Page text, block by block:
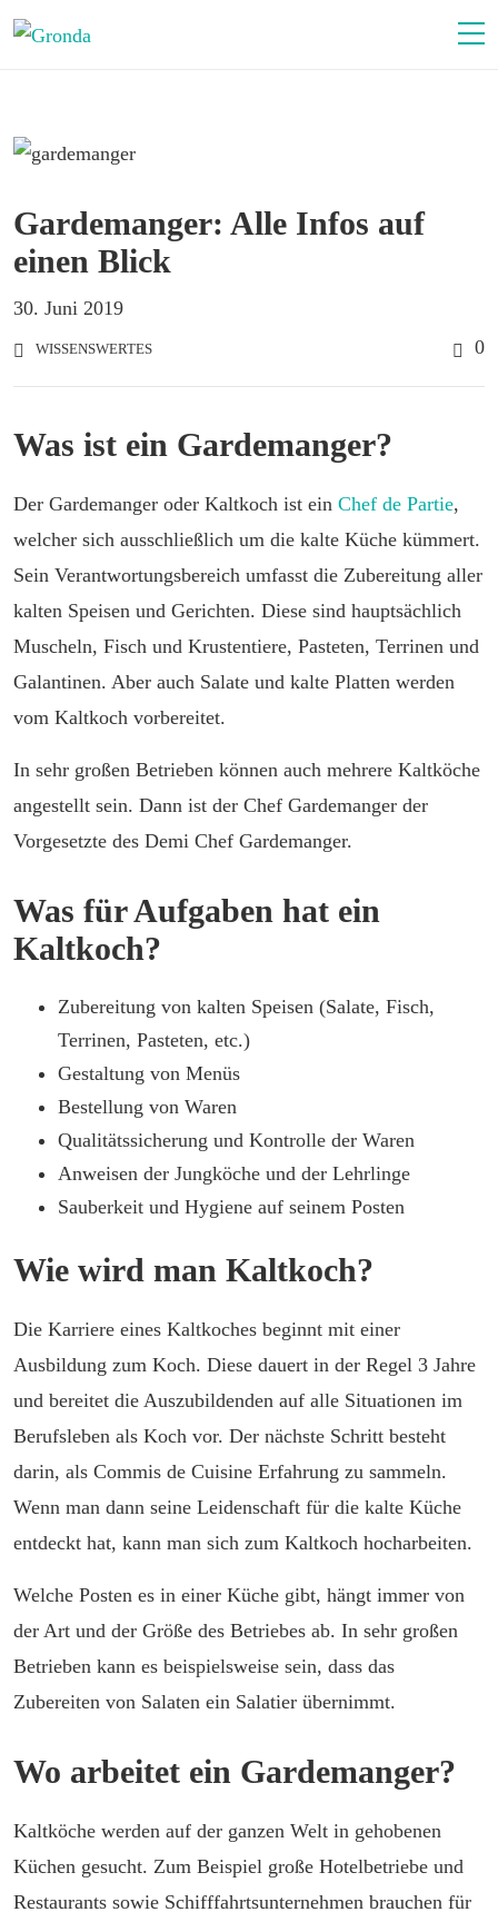
Gardemanger: Alle Infos auf
einen Blick
30. Juni 2019
WISSENSWERTES 0
Was ist ein Gardemanger?
Der Gardemanger oder Kaltkoch ist ein Chef de Partie,
welcher sich ausschließlich um die kalte Küche kümmert.
Sein Verantwortungsbereich umfasst die Zubereitung aller
kalten Speisen und Gerichten. Diese sind hauptsächlich
Muscheln, Fisch und Krustentiere, Pasteten, Terrinen und
Galantinen. Aber auch Salate und kalte Platten werden
vom Kaltkoch vorbereitet.
In sehr großen Betrieben können auch mehrere Kaltköche
angestellt sein. Dann ist der Chef Gardemanger der
Vorgesetzte des Demi Chef Gardemanger.
Was für Aufgaben hat ein
Kaltkoch?
Zubereitung von kalten Speisen (Salate, Fisch,
Terrinen, Pasteten, etc.)
Gestaltung von Menüs
Bestellung von Waren
Qualitätssicherung und Kontrolle der Waren
Anweisen der Jungköche und der Lehrlinge
Sauberkeit und Hygiene auf seinem Posten
Wie wird man Kaltkoch?
Die Karriere eines Kaltkoches beginnt mit einer
Ausbildung zum Koch. Diese dauert in der Regel 3 Jahre
und bereitet die Auszubildenden auf alle Situationen im
Berufsleben als Koch vor. Der nächste Schritt besteht
darin, als Commis de Cuisine Erfahrung zu sammeln.
Wenn man dann seine Leidenschaft für die kalte Küche
entdeckt hat, kann man sich zum Kaltkoch hocharbeiten.
Welche Posten es in einer Küche gibt, hängt immer von
der Art und der Größe des Betriebes ab. In sehr großen
Betrieben kann es beispielsweise sein, dass das
Zubereiten von Salaten ein Salatier übernimmt.
Wo arbeitet ein Gardemanger?
Kaltköche werden auf der ganzen Welt in gehobenen
Küchen gesucht. Zum Beispiel große Hotelbetriebe und
Restaurants sowie Schifffahrtsunternehmen brauchen für